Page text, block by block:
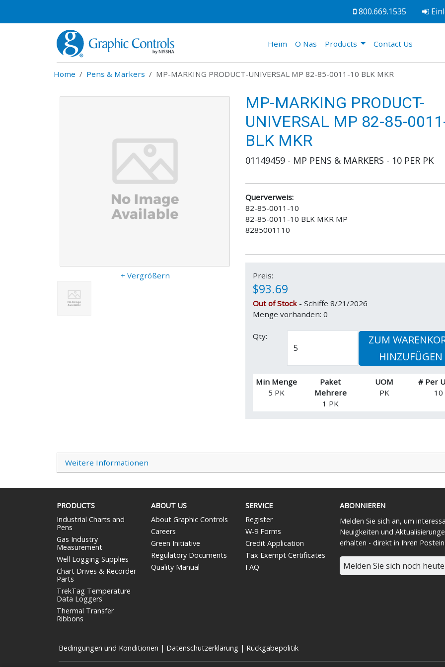
800.669.1535
Heim(current)
O Nas Products Contact Us
Home Pens & Markers MP-MARKING PRODUCT-UNIVERSAL MP 82-85-0011-10 BLK MKR
+ Vergrößern
MP-MARKING PRODUCT-
UNIVERSAL MP 82-85-
BLK MKR
01149459 - MP PENS & MARKERS - 10 PER PK
Querverweis:
82-85-0011-10
82-85-0011-10 BLK MKR MP
8285001110
Preis:
$93.69
Out of Stock - Schiffe 8/21/2026
Menge vorhanden: 0
Qty:
ZUM
HINZUFÜGEN
Min Menge
5 PK
Paket
Mehrere
1 PK
UOM
PK
# Per
10
Weitere Informationen
PRODUCTS
Industrial Charts and
Pens
Gas Industry
Measurement
Well Logging Supplies
Chart Drives & Recorder
Parts
TrekTag Temperature
Data Loggers
Thermal Transfer
Ribbons
ABOUT US
About Graphic Controls
Careers
Green Initiative
Regulatory Documents
Quality Manual
SERVICE
Register
W-9 Forms
Credit Application
Tax Exempt Certificates
FAQ
ABONNIEREN
Melden Sie sich an, um
Neuigkeiten und
erhalten - direkt in Ihren
Melden Sie sich noch
Bedingungen und Konditionen | Datenschutzerklärung | Rückgabepolitik